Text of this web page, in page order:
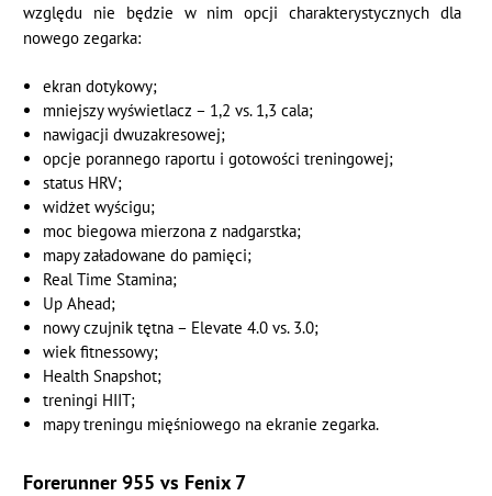
względu nie będzie w nim opcji charakterystycznych dla
nowego zegarka:
ekran dotykowy;
mniejszy wyświetlacz – 1,2 vs. 1,3 cala;
nawigacji dwuzakresowej;
opcje porannego raportu i gotowości treningowej;
status HRV;
widżet wyścigu;
moc biegowa mierzona z nadgarstka;
mapy załadowane do pamięci;
Real Time Stamina;
Up Ahead;
nowy czujnik tętna – Elevate 4.0 vs. 3.0;
wiek fitnessowy;
Health Snapshot;
treningi HIIT;
mapy treningu mięśniowego na ekranie zegarka.
Forerunner 955 vs Fenix 7